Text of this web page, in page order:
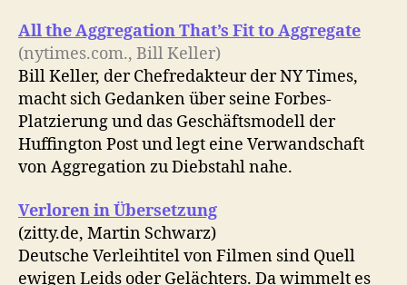
All the Aggregation That’s Fit to Aggregate
(nytimes.com., Bill Keller)
Bill Keller, der Chefredakteur der NY Times,
macht sich Gedanken über seine Forbes-
Platzierung und das Geschäftsmodell der
Huffington Post und legt eine Verwandschaft
von Aggregation zu Diebstahl nahe.
Verloren in Übersetzung
(zitty.de, Martin Schwarz)
Deutsche Verleihtitel von Filmen sind Quell
ewigen Leids oder Gelächters. Da wimmelt es